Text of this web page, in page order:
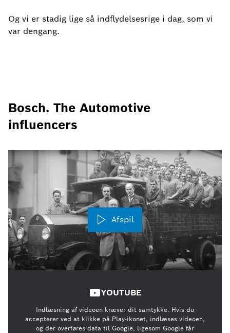
Og vi er stadig lige så indflydelsesrige i dag, som vi
var dengang.
Bosch. The Automotive
influencers
Afspil
YOUTUBE
Indlæsning af videoen kræver dit samtykke. Hvis du
accepterer ved at klikke på Play-ikonet, indlæses videoen,
og der overføres data til Google, ligesom Google får